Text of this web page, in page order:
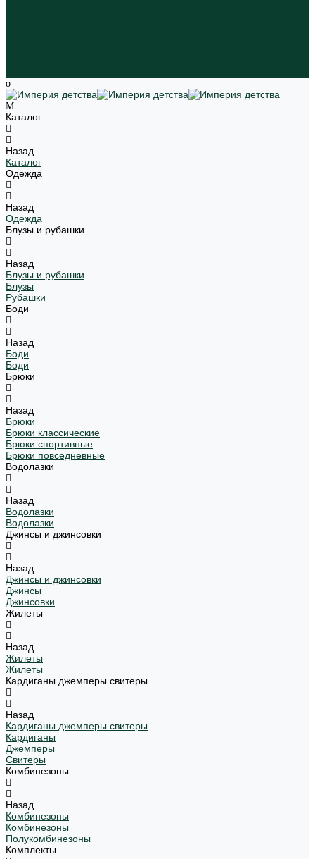
Каталог
Назад
Каталог
Одежда
Назад
Одежда
Блузы и рубашки
Назад
Блузы и рубашки
Блузы
Рубашки
Боди
Назад
Боди
Боди
Брюки
Назад
Брюки
Брюки классические
Брюки спортивные
Брюки повседневные
Водолазки
Назад
Водолазки
Водолазки
Джинсы и джинсовки
Назад
Джинсы и джинсовки
Джинсы
Джинсовки
Жилеты
Назад
Жилеты
Жилеты
Кардиганы джемперы свитеры
Назад
Кардиганы джемперы свитеры
Кардиганы
Джемперы
Свитеры
Комбинезоны
Назад
Комбинезоны
Комбинезоны
Полукомбинезоны
Комплекты